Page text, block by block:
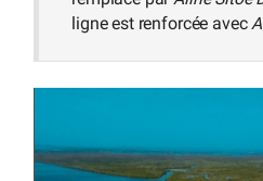
ligne est renforcée avec